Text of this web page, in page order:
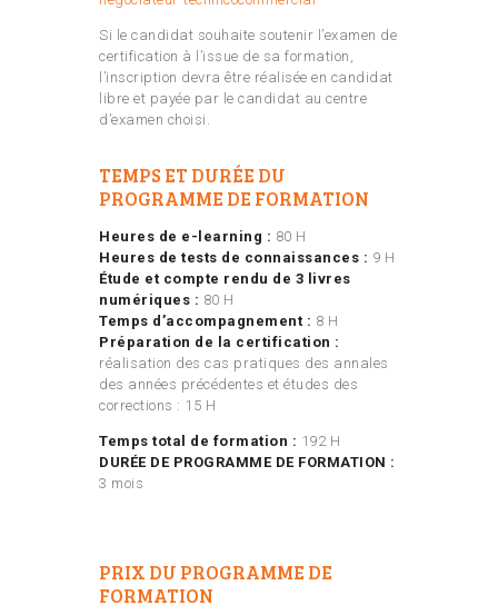
Si le candidat souhaite soutenir l’examen de
certification à l’issue de sa formation,
l’inscription devra être réalisée en candidat
libre et payée par le candidat au centre
d’examen choisi.
TEMPS ET DURÉE DU
PROGRAMME DE FORMATION
Heures de e-learning : 80 H
Heures de tests de connaissances : 9 H
Étude et compte rendu de 3 livres
numériques : 80 H
Temps d’accompagnement : 8 H
Préparation de la certification :
réalisation des cas pratiques des annales
des années précédentes et études des
corrections : 15 H
Temps total de formation : 192 H
DURÉE DE PROGRAMME DE FORMATION :
3 mois
PRIX DU PROGRAMME DE
FORMATION